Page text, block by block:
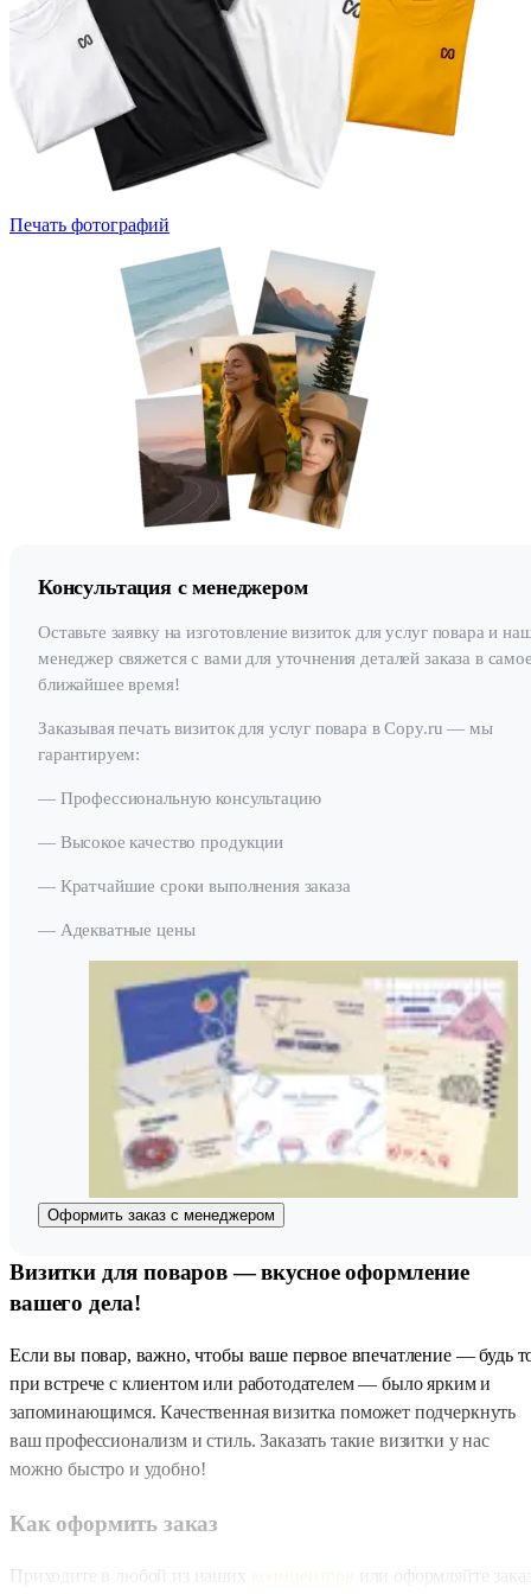
Печать фотографий
Консультация с менеджером
Оставьте заявку на изготовление визиток для услуг повара и
менеджер свяжется с вами для уточнения деталей заказа в
ближайшее время!
Заказывая печать визиток для услуг повара в Copy.ru — мы
гарантируем:
— Профессиональную консультацию
— Высокое качество продукции
— Кратчайшие сроки выполнения заказа
— Адекватные цены
Оформить заказ с менеджером
Визитки для поваров — вкусное оформление
вашего дела!
Если вы повар, важно, чтобы ваше первое впечатление — будь
при встрече с клиентом или работодателем — было ярким и
запоминающимся. Качественная визитка поможет подчеркнуть
ваш профессионализм и стиль. Заказать такие визитки у нас
можно быстро и удобно!
Как оформить заказ
Приходите в любой из наших копицентров
или оформляйте